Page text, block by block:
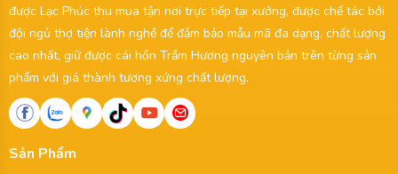
được Lạc Phúc thu mua tận nơi trực tiếp tại xưởng, được chế tác bởi
đội ngủ thợ tiện lành nghề để đảm bảo mẫu mã đa dạng, chất lượng
cao nhất, giữ được cái hồn Trầm Hương nguyên bản trên từng sản
phẩm với giá thành tương xứng chất lượng.
Sản Phẩm